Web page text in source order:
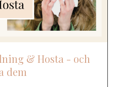
& Hosta - och
dem